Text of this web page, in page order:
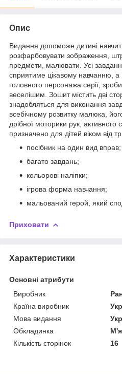
Опис
Видання допоможе дитині
розфарбовувати зображення,
предмети, малювати. Усі
сприятиме цікавому навчанню, а
головного персонажа серії,
веселішим. Зошит містить дві
знадобляться для виконання
всебічному розвитку малюка,
дрібної моторики рук, активного
призначено для дітей віком від
посібник на один вид вправ;
багато завдань;
кольорові наліпки;
ігрова форма навчання;
мальований герой, який
Приховати
Характеристики
Основні атрибути
Виробник
Країна виробник
Мова видання
Обкладинка
Кількість сторінок
16